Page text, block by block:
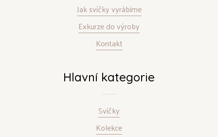
Jak svíčky vyrábíme
Exkurze do výroby
Kontakt
Hlavní kategorie
Svíčky
Kolekce